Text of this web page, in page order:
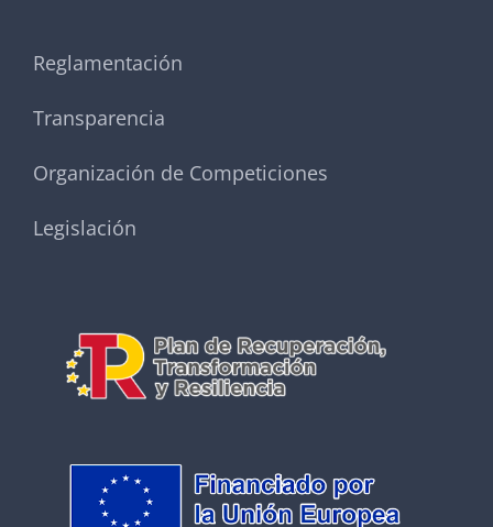
Reglamentación
Transparencia
Organización de Competiciones
Legislación